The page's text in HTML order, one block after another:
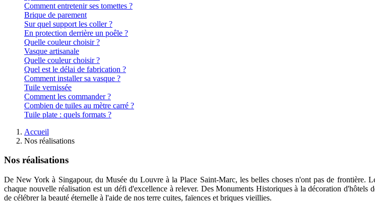
Comment entretenir ses tomettes ?
Brique de parement
Sur quel support les coller ?
En protection derrière un poêle ?
Quelle couleur choisir ?
Vasque artisanale
Quelle couleur choisir ?
Quel est le délai de fabrication ?
Comment installer sa vasque ?
Tuile vernissée
Comment les commander ?
Combien de tuiles au mètre carré ?
Tuile plate : quels formats ?
Accueil
Nos réalisations
Nos réalisations
De New York à Singapour, du Musée du Louvre à la Place Saint-Marc, les belles choses n'ont pas de frontière.
chaque nouvelle réalisation est un défi d'excellence à relever. Des Monuments Historiques à la décoration
de célébrer la beauté éternelle à l'aide de nos terre cuites, faïences et briques vieillies.